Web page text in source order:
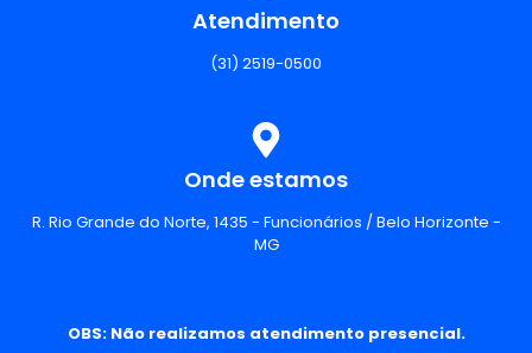
Atendimento
(31) 2519-0500
Onde estamos
R. Rio Grande do Norte, 1435 - Funcionários / Belo Horizonte -
MG
OBS: Não realizamos atendimento presencial.